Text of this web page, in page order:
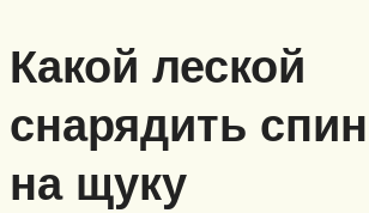
Какой леской
снарядить
на щуку